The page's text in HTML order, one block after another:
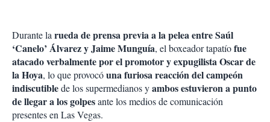
Durante larueda de prensa previa a la pelea entre Saúl
‘Canelo’ Álvarez y Jaime Munguía, el boxeador tapatíofue
atacado verbalmente por el promotor y expugilista Oscar de
la Hoya, lo que provocóuna furiosa reacción del campeón
indiscutiblede los supermedianos yambos estuvieron a punto
de llegar a los golpesante los medios de comunicación
presentes en Las Vegas.